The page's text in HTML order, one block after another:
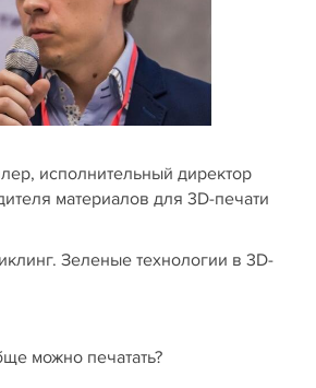
исполнительный директор
материалов для 3D-печати
Зеленые технологии в 3D-
можно печатать?